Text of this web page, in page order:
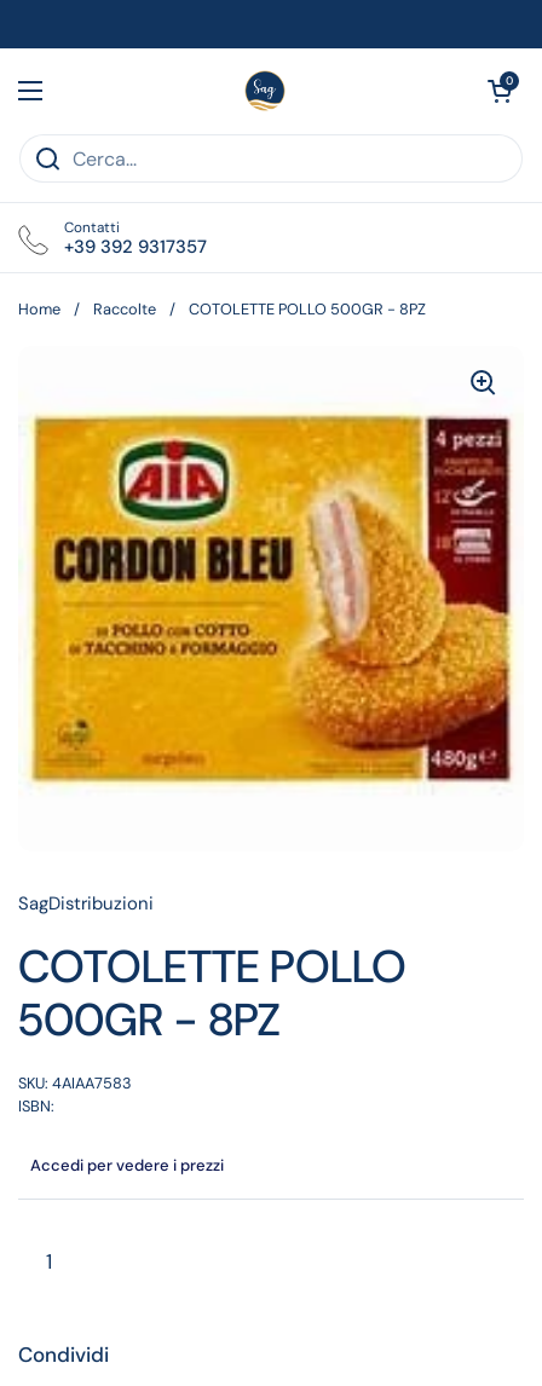
Apri menu
Apri carrello
0
Contatti
+39 392 9317357
Home / Raccolte / COTOLETTE POLLO 500GR - 8PZ
SagDistribuzioni
COTOLETTE POLLO
500GR - 8PZ
SKU: 4AIAA7583
ISBN:
Accedi per vedere i prezzi
Condividi